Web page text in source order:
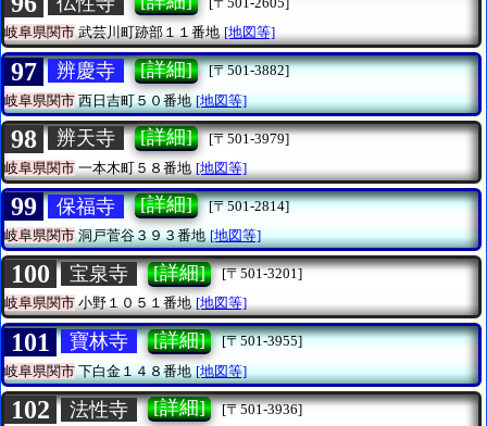
岐阜県関市武芸川町跡部１１番地 [地図等]
97 辨慶寺 [詳細]
[〒501-3882]
岐阜県関市西日吉町５０番地 [地図等]
98 辨天寺 [詳細]
[〒501-3979]
岐阜県関市 一本木町５８番地 [地図等]
99 保福寺 [詳細]
[〒501-2814]
岐阜県関市洞戸菅谷３９３番地 [地図等]
100 宝泉寺 [詳細]
[〒501-3201]
岐阜県関市小野１０５１番地 [地図等]
101 寶林寺 [詳細]
[〒501-3955]
岐阜県関市下白金１４８番地 [地図等]
102 法性寺 [詳細]
[〒501-3936]